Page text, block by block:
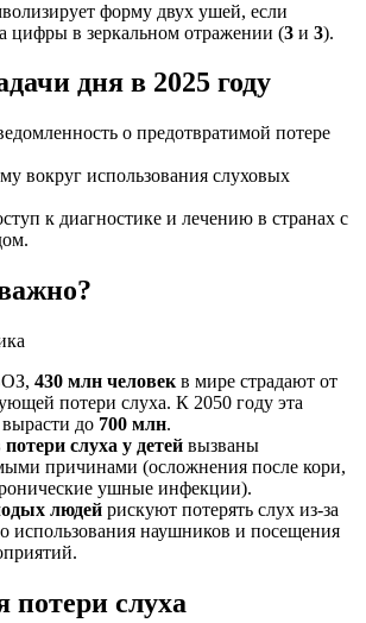
форму двух ушей, если
цифры в зеркальном отражении (3 и 3).
дня в 2025 году
о предотвратимой потере
вокруг использования слуховых
к диагностике и лечению в странах с
430 млн человек в мире страдают от
потери слуха. К 2050 году эта
до 700 млн.
слуха у детей вызваны
причинами (осложнения после кори,
ушные инфекции).
людей рискуют потерять слух из-за
использования наушников и посещения
потери слуха